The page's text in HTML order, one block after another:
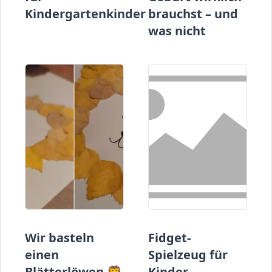
Kindergartenkinderbrauchst – und
was nicht
Wir basteln
einen
Fidget-
Spielzeug für